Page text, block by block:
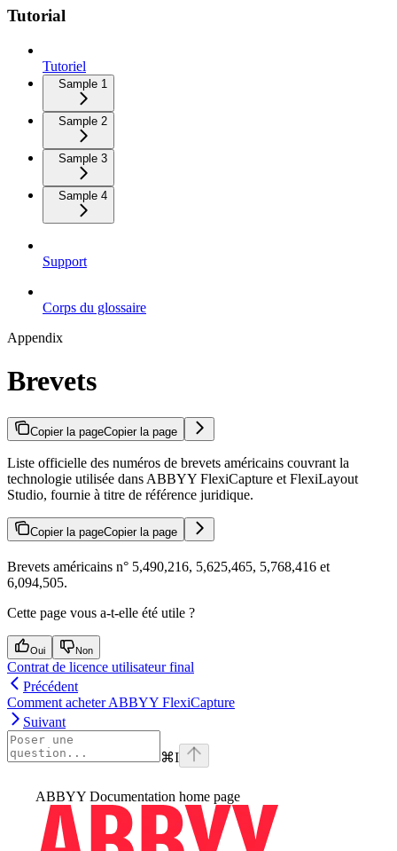
Tutorial
Tutoriel
Sample 1
Sample 2
Sample 3
Sample 4
Support
Corps du glossaire
Appendix
Brevets
Copier la pageCopier la page
Liste officielle des numéros de brevets américains couvrant la
technologie utilisée dans ABBYY FlexiCapture et FlexiLayout
Studio, fournie à titre de référence juridique.
Copier la pageCopier la page
Brevets américains n° 5,490,216, 5,625,465, 5,768,416 et
6,094,505.
Cette page vous a-t-elle été utile ?
Oui Non
Contrat de licence utilisateur final
Précédent
Comment acheter ABBYY FlexiCapture
Suivant
⌘I
ABBYY Documentation home page